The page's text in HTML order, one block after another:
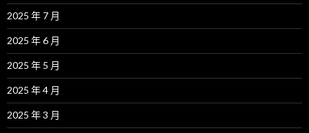
2025 年 7 月
2025 年 6 月
2025 年 5 月
2025 年 4 月
2025 年 3 月